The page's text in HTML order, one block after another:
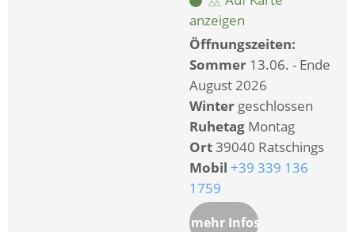
anzeigen
Öffnungszeiten:
Sommer 13.06. - Ende
August 2026
Winter geschlossen
Ruhetag Montag
Ort39040 Ratschings
Mobil +39 339 136
1759
mehr Infos